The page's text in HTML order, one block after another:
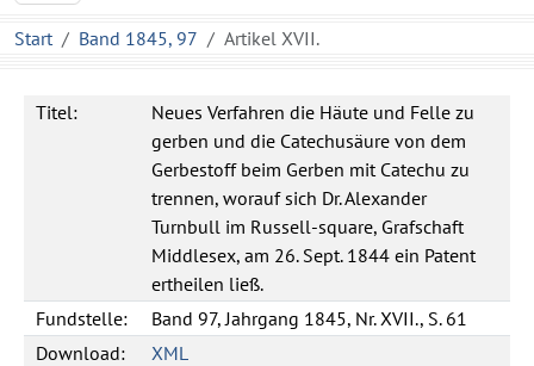
Start Band 1845, 97 Artikel XVII.
Titel:
Neues Verfahren die Häute und Felle zu
gerben und die Catechusäure von dem
Gerbestoff beim Gerben mit Catechu zu
trennen, worauf sich Dr. Alexander
Turnbull im Russell-square, Grafschaft
Middlesex, am 26. Sept. 1844 ein Patent
ertheilen ließ.
Fundstelle:
Band 97, Jahrgang 1845, Nr. XVII., S. 61
Download:
XML